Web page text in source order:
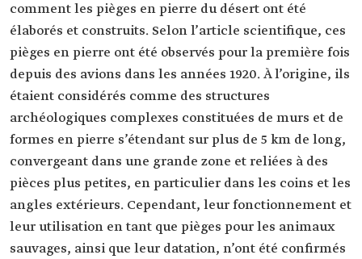
comment les pièges en pierre du désert ont été
élaborés et construits. Selon l’article scientifique, ces
pièges en pierre ont été observés pour la première fois
depuis des avions dans les années 1920. À l’origine, ils
étaient considérés comme des structures
archéologiques complexes constituées de murs et de
formes en pierre s’étendant sur plus de 5 km de long,
convergeant dans une grande zone et reliées à des
pièces plus petites, en particulier dans les coins et les
angles extérieurs. Cependant, leur fonctionnement et
leur utilisation en tant que pièges pour les animaux
sauvages, ainsi que leur datation, n’ont été confirmés